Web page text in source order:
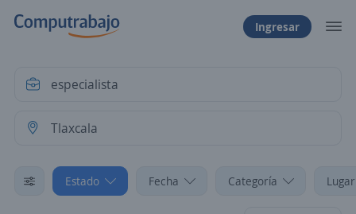
Ingresar
Estado Fecha Categoría